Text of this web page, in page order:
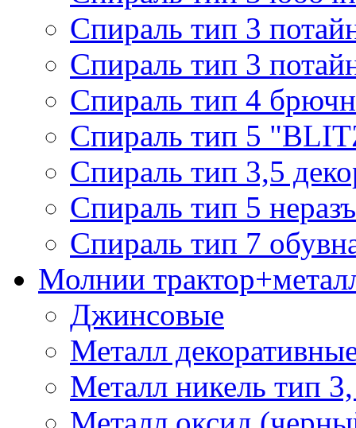
Спираль тип 3
Спираль тип 3
Спираль тип 4
Спираль тип 5
Спираль тип 3,5
Спираль тип 5
Спираль тип 7
Молнии
Джинсовые
Металл
Металл никель тип